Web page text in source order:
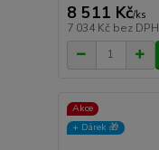
8 511 Kč/ks
7 034 Kč bez DPH
Akce
+ Dárek️ 🎁